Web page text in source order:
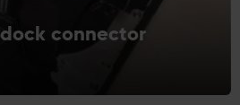
connector